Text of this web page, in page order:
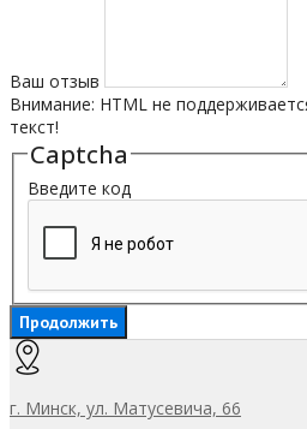
Ваш отзыв
Внимание: HTML не
текст!
Captcha
Введите код
Продолжить
г. Минск, ул. Матусевича, 66